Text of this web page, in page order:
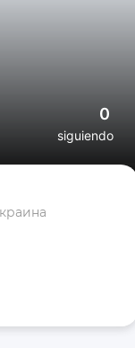
0
siguiendo